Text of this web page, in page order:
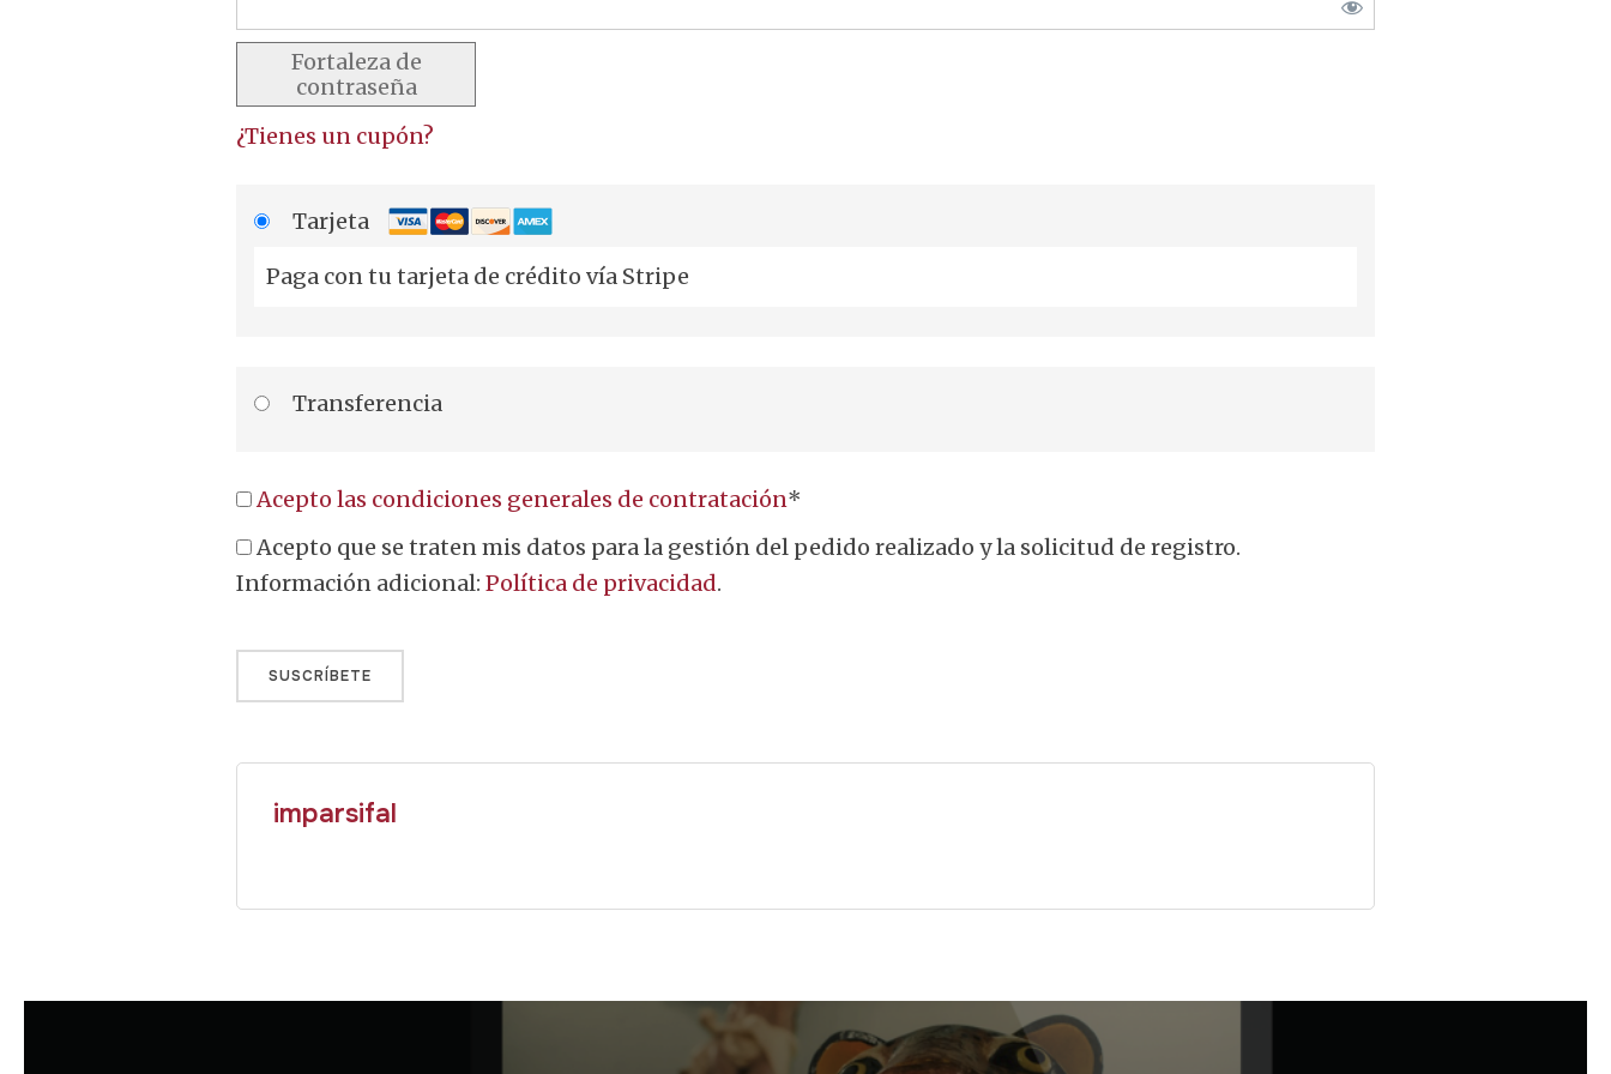
Fortaleza de
contraseña
¿Tienes un cupón?
Tarjeta
Paga con tu tarjeta de crédito vía Stripe
Transferencia
Acepto las condiciones generales de contratación*
Información adicional: Política de privacidad.
Sin valor
imparsifal